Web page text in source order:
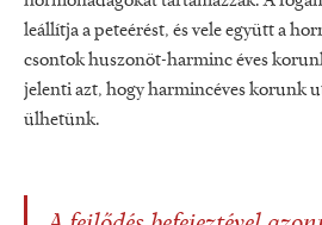
leállítja a peteérést, és vele együtt a
csontok huszonöt-harminc éves
jelenti azt, hogy harmincéves korunk
ülhetünk.